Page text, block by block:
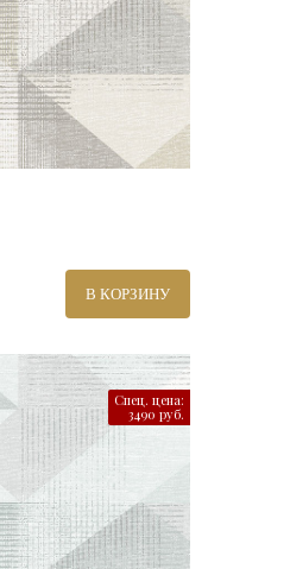
В КОРЗИНУ
Спец. цена:
3490 руб.